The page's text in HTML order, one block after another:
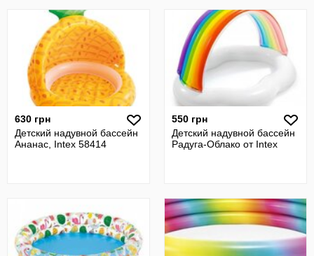
630 грн
Детский надувной бассейн
Ананас, Intex 58414
550 грн
Детский надувной бассейн
Радуга-Облако от Intex